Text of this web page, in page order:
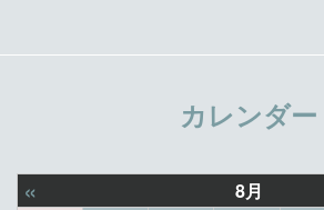
カレンダー
« 8月